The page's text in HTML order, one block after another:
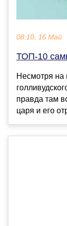
08:10, 16 Май
ТОП-10
Несмотря на
правда там
царя и его